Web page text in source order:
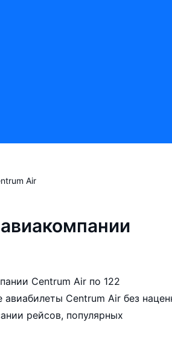
Air
Centrum Air по 122
Centrum Air без
рейсов, популярных